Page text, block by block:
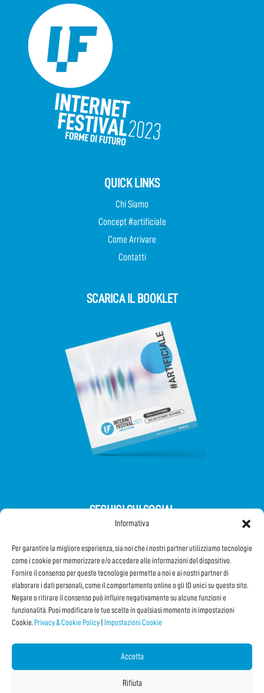
Informativa
Per garantire la migliore esperienza, sia noi che i nostri partner utilizziamo tecnologie
come i cookie per memorizzare e/o accedere alle informazioni del dispositivo.
Fornire il consenso per queste tecnologie permette a noi e ai nostri partner di
elaborare i dati personali, come il comportamento online o gli ID unici su questo sito.
Negare o ritirare il consenso può influire negativamente su alcune funzioni e
funzionalità. Puoi modificare le tue scelte in qualsiasi momento in impostazioni
Cookie. Privacy & Cookie Policy Impostazioni Cookie
Accetta
Rifiuta
QUICK LINKS
Chi Siamo
Concept #artificiale
Come Arrivare
Contatti
SCARICA IL BOOKLET
SEGUICI SUI SOCIAL
Iscriviti alla Newsletter
CONDIVIDI QUESTA PAGINA!
Facebook